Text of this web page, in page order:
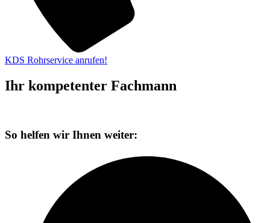
KDS Rohrservice anrufen!
Ihr kompetenter Fachmann
So helfen wir Ihnen weiter: